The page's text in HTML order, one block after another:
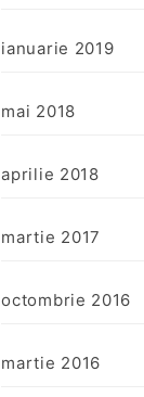
ianuarie 2019
mai 2018
aprilie 2018
martie 2017
octombrie 2016
martie 2016